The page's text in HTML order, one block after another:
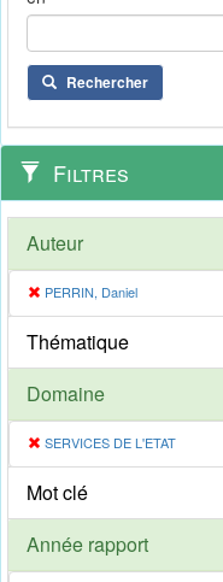
Rechercher
Filtres
Auteur
PERRIN, Daniel
Thématique
Domaine
SERVICES DE L'ETAT
Mot clé
Année rapport